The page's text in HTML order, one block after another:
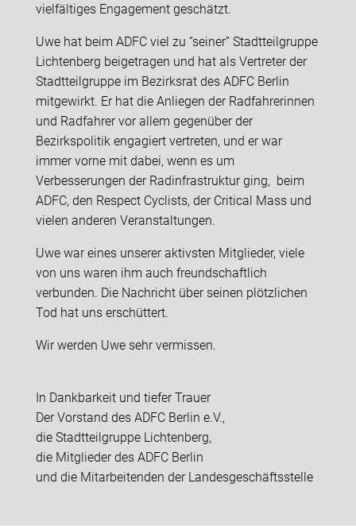
vielfältiges Engagement geschätzt.
Uwe hat beim ADFC viel zu “seiner” Stadtteilgruppe
Lichtenberg beigetragen und hat als Vertreter der
Stadtteilgruppe im Bezirksrat des ADFC Berlin
mitgewirkt. Er hat die Anliegen der Radfahrerinnen
und Radfahrer vor allem gegenüber der
Bezirkspolitik engagiert vertreten, und er war
immer vorne mit dabei, wenn es um
Verbesserungen der Radinfrastruktur ging, beim
ADFC, den Respect Cyclists, der Critical Mass und
vielen anderen Veranstaltungen.
Uwe war eines unserer aktivsten Mitglieder, viele
von uns waren ihm auch freundschaftlich
verbunden. Die Nachricht über seinen plötzlichen
Tod hat uns erschüttert.
Wir werden Uwe sehr vermissen.
In Dankbarkeit und tiefer Trauer
Der Vorstand des ADFC Berlin e.V.,
die Stadtteilgruppe Lichtenberg,
die Mitglieder des ADFC Berlin
und die Mitarbeitenden der Landesgeschäftsstelle